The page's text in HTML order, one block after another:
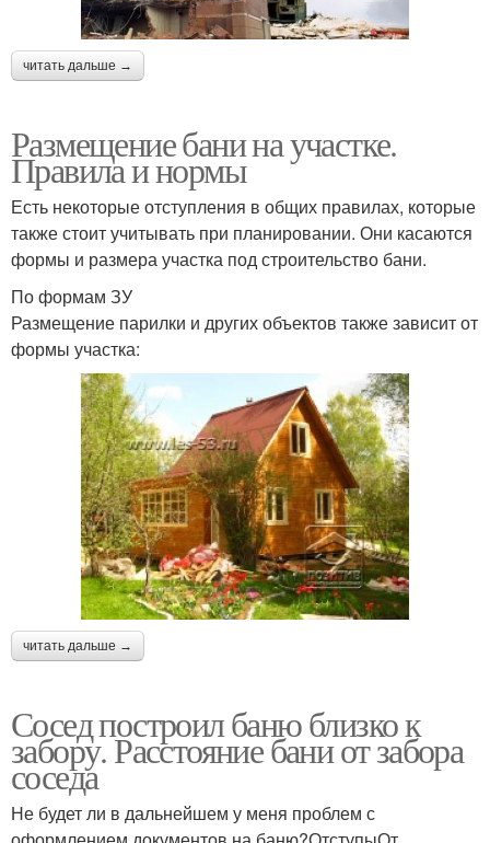
читать дальше →
Размещение бани на участке.
Правила и нормы
Есть некоторые отступления в общих правилах, которые
также стоит учитывать при планировании. Они касаются
формы и размера участка под строительство бани.
По формам ЗУ
Размещение парилки и других объектов также зависит от
формы участка:
читать дальше →
Сосед построил баню близко к
забору. Расстояние бани от забора
соседа
Не будет ли в дальнейшем у меня проблем с